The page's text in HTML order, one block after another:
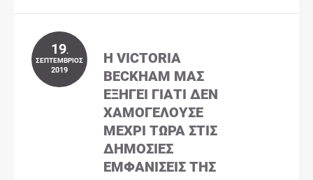
19.
ΣΕΠΤΈΜΒΡΙΟΣ
2019
Η VICTORIA
BECKHAM ΜΑΣ
ΕΞΗΓΕΊ ΓΙΑΤΊ ΔΕΝ
ΧΑΜΟΓΕΛΟΎΣΕ
ΜΈΧΡΙ ΤΏΡΑ ΣΤΙΣ
ΔΗΜΌΣΙΕΣ
ΕΜΦΑΝΊΣΕΙΣ ΤΗΣ